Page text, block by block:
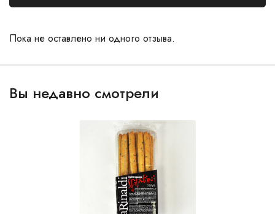
Пока не оставлено ни одного отзыва.
Вы недавно смотрели